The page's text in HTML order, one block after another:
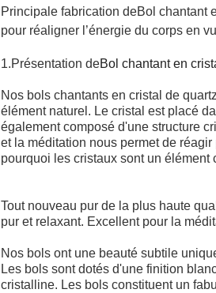
Principale fabrication deBol chantant
pour réaligner l’énergie du corps en
1.Présentation deBol chantant en
Nos bols chantants en cristal de
élément naturel. Le cristal est placé
également composé d'une structure
et la méditation nous permet de
pourquoi les cristaux sont un
Tout nouveau pur de la plus haute
pur et relaxant. Excellent pour la
Nos bols ont une beauté subtile
Les bols sont dotés d'une finition
cristalline. Les bols constituent un